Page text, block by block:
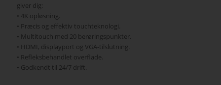
giver dig:
• 4K opløsning.
• Præcis og effektiv touchteknologi.
• Multitouch med 20 berøringspunkter.
• HDMI, displayport og VGA-tilslutning.
• Refleksbehandlet overflade.
• Godkendt til 24/7 drift.